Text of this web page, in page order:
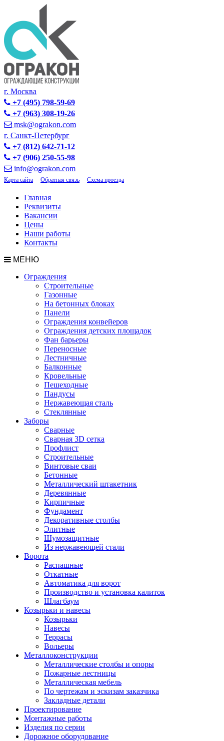
г. Москва
+7 (495) 798-59-69
+7 (963) 308-19-26
msk@ograkon.com
г. Санкт-Петербург
+7 (812) 642-71-12
+7 (906) 250-55-98
info@ograkon.com
Карта сайта Обратная связь Схема проезда
Главная
Реквизиты
Вакансии
Цены
Наши работы
Контакты
МЕНЮ
Ограждения
Строительные
Газонные
На бетонных блоках
Панели
Ограждения конвейеров
Ограждения детских площадок
Фан барьеры
Переносные
Лестничные
Балконные
Кровельные
Пешеходные
Пандусы
Нержавеющая сталь
Стеклянные
Заборы
Сварные
Сварная 3D сетка
Профлист
Строительные
Винтовые сваи
Бетонные
Металлический штакетник
Деревянные
Кирпичные
Фундамент
Декоративные столбы
Элитные
Шумозащитные
Из нержавеющей стали
Ворота
Распашные
Откатные
Автоматика для ворот
Производство и установка калиток
Шлагбаум
Козырьки и навесы
Козырьки
Навесы
Террасы
Вольеры
Металлоконструкции
Металлические столбы и опоры
Пожарные лестницы
Металлическая мебель
По чертежам и эскизам заказчика
Закладные детали
Проектирование
Монтажные работы
Изделия по серии
Дорожное оборудование